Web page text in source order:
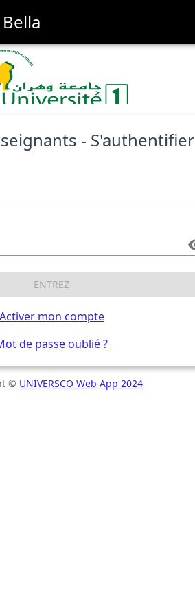
- S'authentifier
ENTREZ
Activer mon compte
de passe oublié ?
© UNIVERSCO Web App 2024